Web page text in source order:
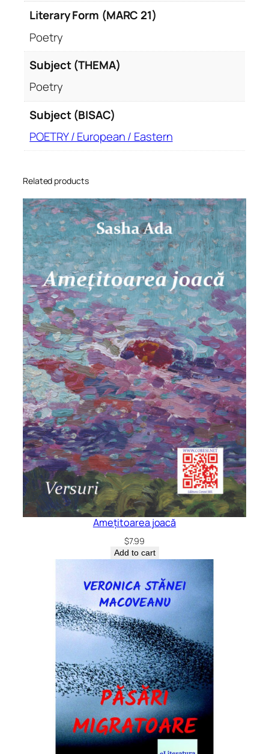
Literary Form (MARC 21)
Poetry
Subject (THEMA)
Poetry
Subject (BISAC)
POETRY / European / Eastern
Related products
Amețitoarea joacă
$7.99
Add to cart